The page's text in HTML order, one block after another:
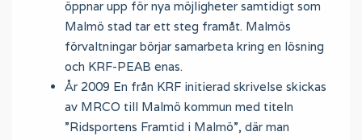
öppnar upp för nya möjligheter samtidigt som
Malmö stad tar ett steg framåt. Malmös
förvaltningar börjar samarbeta kring en lösning
och KRF-PEAB enas.
År 2009 En från KRF initierad skrivelse skickas
av MRCO till Malmö kommun med titeln
”Ridsportens Framtid i Malmö”, där man